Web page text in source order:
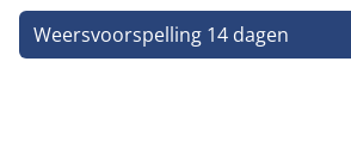
Weersvoorspelling 14 dagen